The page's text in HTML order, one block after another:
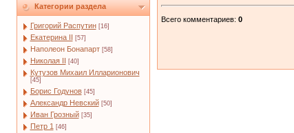
Категории раздела
Григорий Распутин [16]
Екатерина II [57]
Наполеон Бонапарт [58]
Николая II [40]
Кутузов Михаил Илларионович
[45]
Борис Годунов [45]
Александр Невский [50]
Иван Грозный [35]
Петр 1 [46]
Всего комментариев: 0